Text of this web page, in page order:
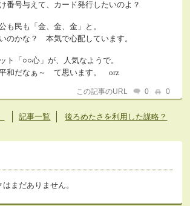
番号与えて、カード発行したいのよ？
も民も「金、金、金」と。
のかな？ 本気で心配しています。
ト「○○心」が、人気なようで。
平和だなぁ～ て思います。 orz
この記事のURL 0 0
記事一覧 後ろめたさを利用した謀略？
はまだありません。